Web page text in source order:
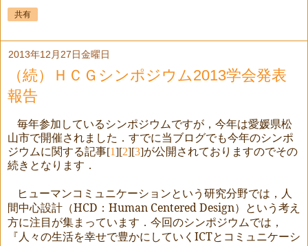
共有
2013年12月27日金曜日
（続）ＨＣＧシンポジウム2013学会発表
報告
毎年参加しているシンポジウムですが，今年は愛媛県松
山市で開催されました．すでに当ブログでも今年のシンポ
ジウムに関する記事[1][2][3]が公開されておりますのでその
続きとなります．
ヒューマンコミュニケーションという研究分野では，人
間中心設計（HCD ： Human Centered Design）という考え
方に注目が集まっています．今回のシンポジウムでは，
『人々の生活を幸せで豊かにしていく ICTとコミュニケーシ